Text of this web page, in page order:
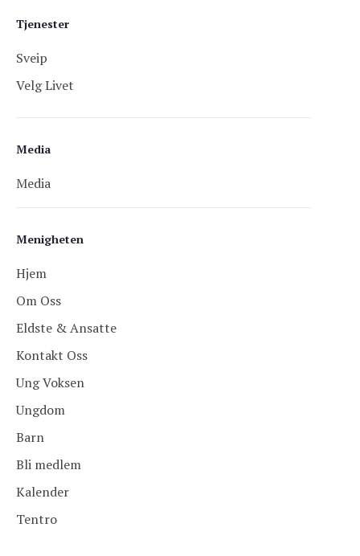
Menigheten
Hjem
Om Oss
Eldste & Ansatte
Kontakt Oss
Ung Voksen
Ungdom
Barn
Bli medlem
Kalender
Tentro
Tjenester
Sveip
Velg Livet
Media
Media